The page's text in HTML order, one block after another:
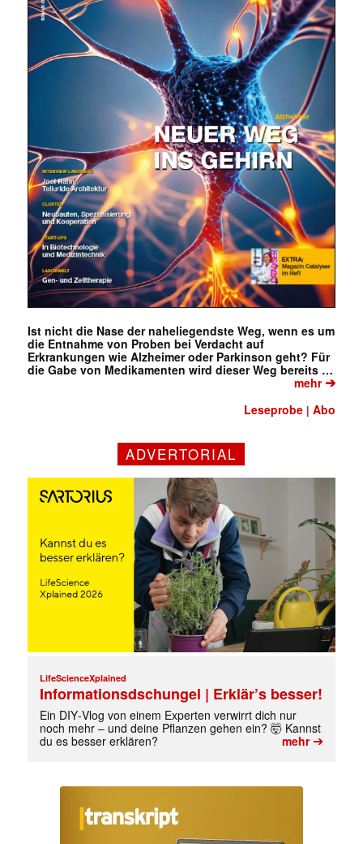
✕
Ist nicht die Nase der naheliegendste Weg, wenn es um
die Entnahme von Proben bei Verdacht auf
Erkrankungen wie Alzheimer oder Parkinson geht? Für
die Gabe von Medikamenten wird dieser Weg bereits …
mehr➔
Leseprobe |Abo
ADVERTORIAL
LifeScienceXplained
Informationsdschungel | Erklär’s besser!
Ein DIY‑Vlog von einem Experten verwirrt dich nur
noch mehr – und deine Pflanzen gehen ein? 🤯 Kannst
du es besser erklären?
mehr➔